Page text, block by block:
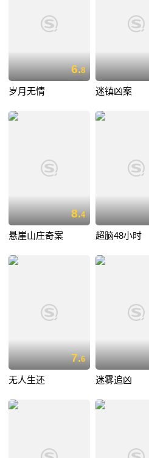
6.8
岁月无情 迷镇凶案
8.4
悬崖山庄奇案 超脑48小时
7.6
无人生还 迷雾追凶